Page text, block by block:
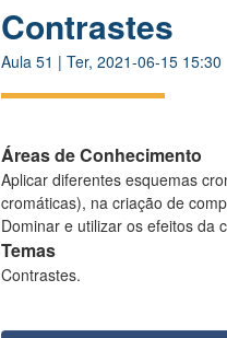
Contrastes
Aula 51 | Ter, 2021-06-15 15:30
Áreas de Conhecimento
Aplicar diferentes esquemas
cromáticas), na criação de
Dominar e utilizar os efeitos da
Temas
Contrastes.